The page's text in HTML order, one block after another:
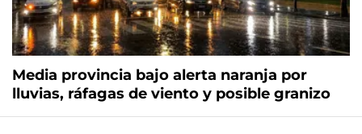
Media provincia bajo alerta naranja por
lluvias, ráfagas de viento y posible granizo